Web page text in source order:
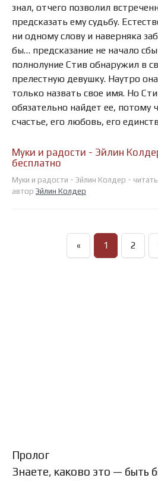
знал, отчего позволил
предсказать ему судьбу.
ни одному слову и наверняка
бы… предсказание не начало
полнолуние Стив обнаружил в
прелестную девушку. Наутро она
только назвать свое имя. Но
обязательно найдет ее, потому
счастье, его любовь, его
Муки и радости - Эйлин
бесплатно
Муки и радости - Эйлин Колдер - читать
автор Эйлин Колдер
« 1 2
Пролог
Знаете, каково это — быть